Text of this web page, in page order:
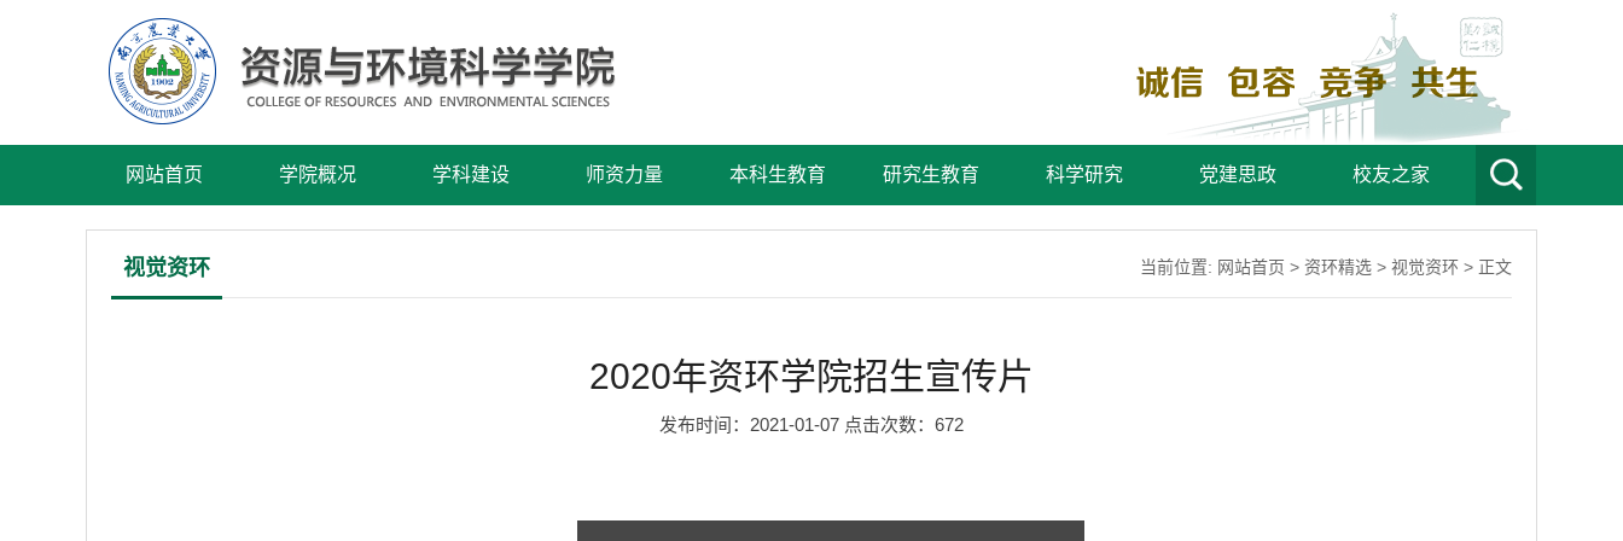
网站首页 学院概况 学科建设 师资力量 本科生教育 研究生教育 科学研究 党建思政 校友之家
视觉资环 当前位置: 网站首页 > 资环精选 > 视觉资环 > 正文
2020年资环学院招生宣传片
发布时间：2021-01-07 点击次数： 672